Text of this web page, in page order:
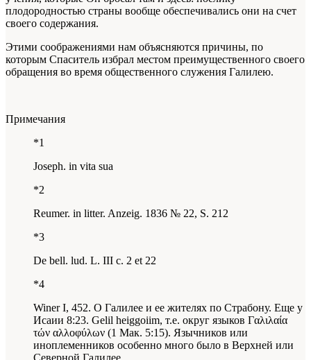
плодородностью страны вообще обеспечивались они на счет
своего содержания.
Этими соображениями нам объясняются причины, по
которым Спаситель избрал местом преимущественного своего
обращения во время общественного служения Галилею.
Примечания
*1
Joseph. in vita sua
*2
Reumer. in litter. Anzeig. 1836 № 22, S. 212
*3
De bell. lud. L. III c. 2 et 22
*4
Winer I, 452. О Галилее и ее жителях по Страбону. Еще у
Исаии 8:23. Gelil heiggoiim, т.е. округ языков Γαλιλαία
τών αλλοφύλων (1 Мак. 5:15). Язычников или
иноплеменников особенно много было в Верхней или
Северной Галилее